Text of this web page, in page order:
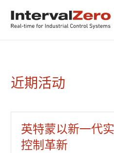
近期活动
英特蒙以新一代
控制革新